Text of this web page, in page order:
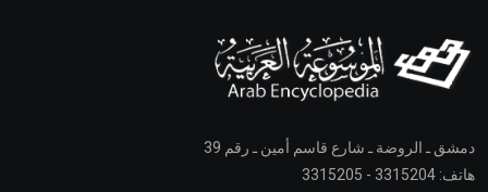
دمشق ـ الروضة ـ شارع قاسم أمين ـ رقم 39
هاتف: 3315204 - 3315205